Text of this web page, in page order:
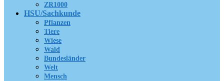
ZR1000
HSU/Sachkunde
Pflanzen
Tiere
Wiese
Wald
Bundesländer
Welt
Mensch